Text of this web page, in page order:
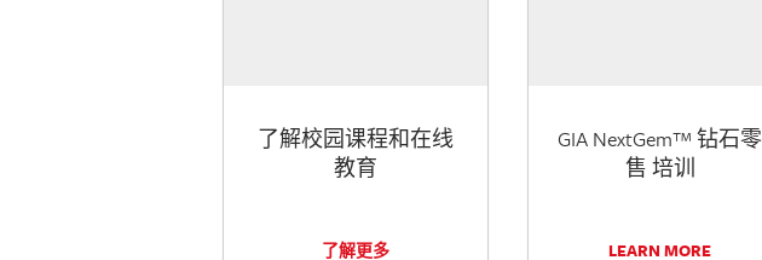
了解校园课程和在线
教育
了解更多
GIA NextGem™ 钻石零
售 培训
LEARN MORE